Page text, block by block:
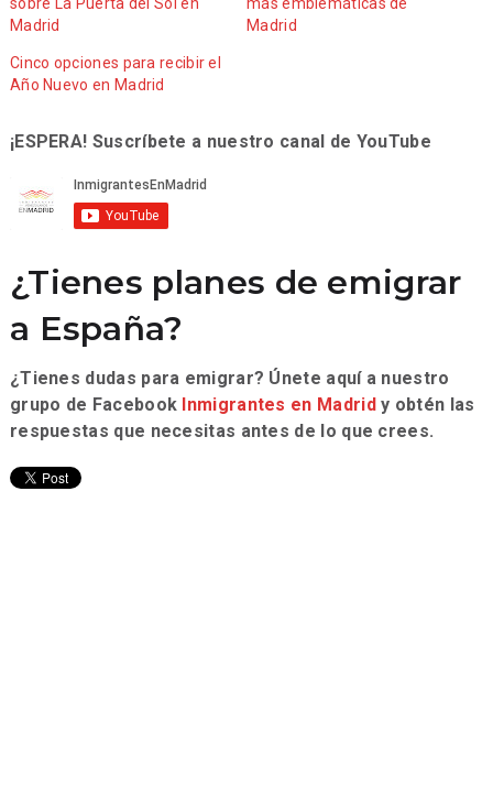
sobre La Puerta del Sol en
Madrid
más emblemáticas de
Madrid
Cinco opciones para recibir el
Año Nuevo en Madrid
¡ESPERA! Suscríbete a nuestro canal de YouTube
¿Tienes planes de emigrar
a España?
¿Tienes dudas para emigrar? Únete aquí a nuestro
grupo de Facebook Inmigrantes en Madrid y obtén las
respuestas que necesitas antes de lo que crees.